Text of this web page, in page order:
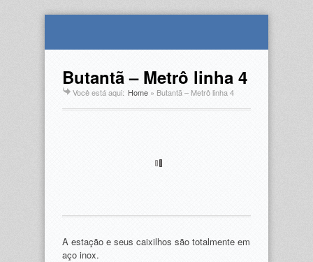
Butantã – Metrô linha 4
Você está aqui: Home » Butantã – Metrô linha 4
A estação e seus caixilhos são totalmente em
aço inox.